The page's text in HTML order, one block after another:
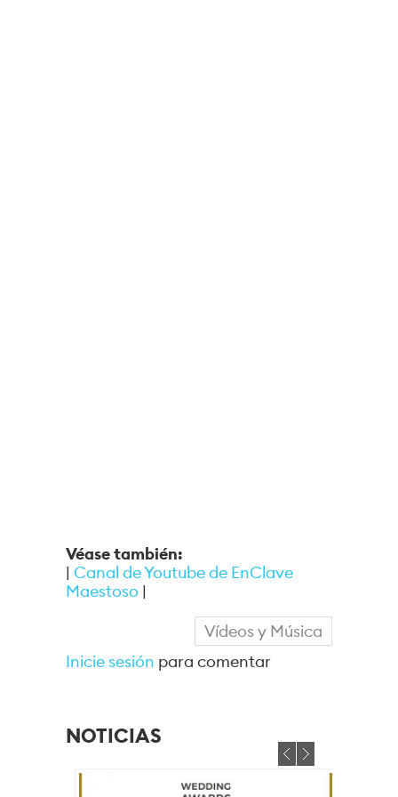
Véase también:
| Canal de Youtube de EnClave
Maestoso |
Vídeos y Música
Inicie sesión para comentar
NOTICIAS